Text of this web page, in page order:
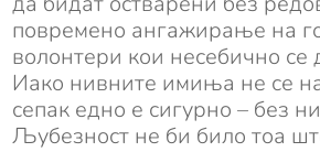
повремено ангажирање на
волонтери кои несебично се
Иако нивните имиња не се
сепак едно е сигурно – без
Љубезност не би било тоа